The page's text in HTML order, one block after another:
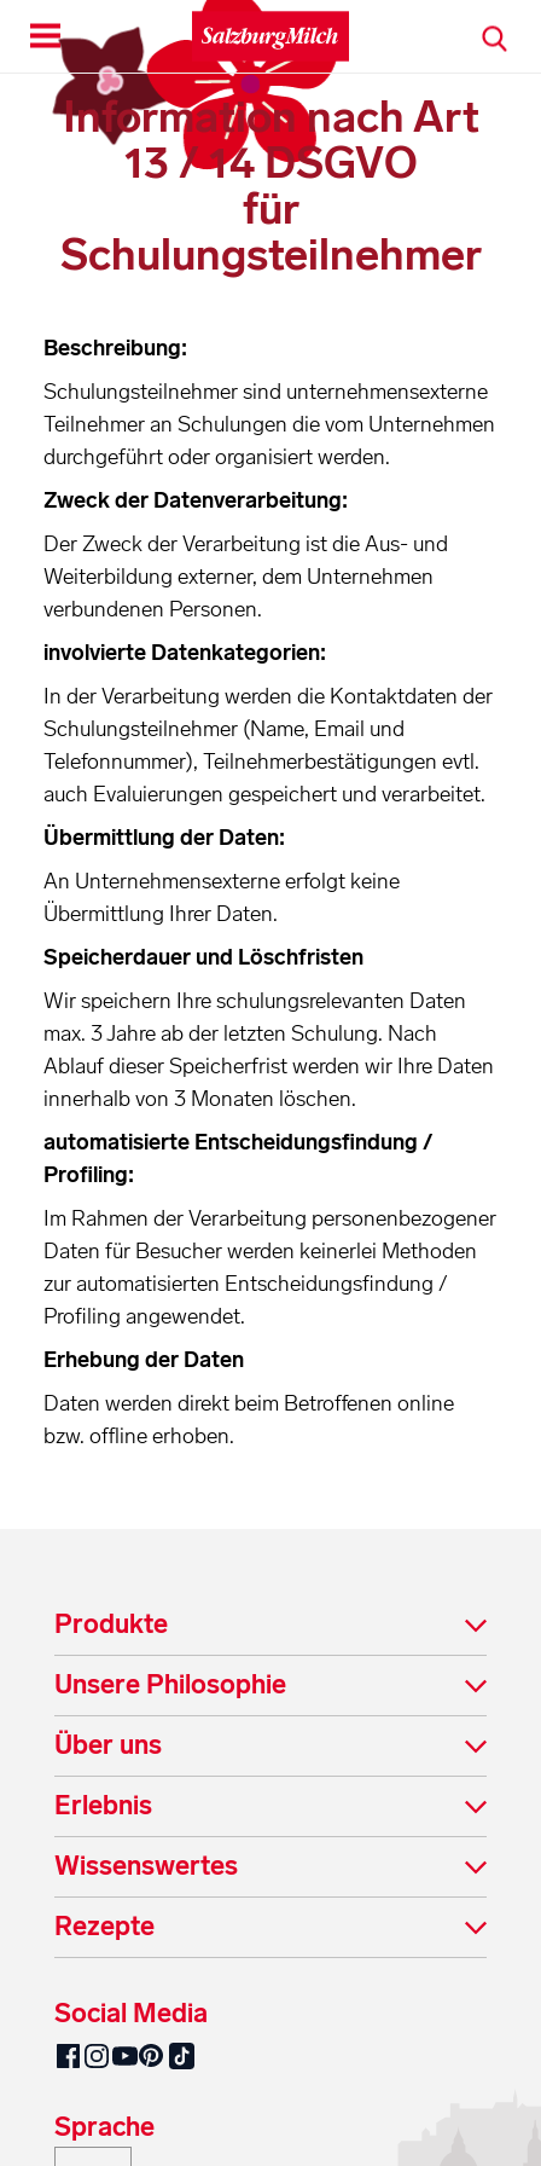
Toggle
navigation
Information nach Art
13 / 14 DSGVO
für
Schulungsteilnehmer
Beschreibung:
Schulungsteilnehmer sind unternehmensexterne
Teilnehmer an Schulungen die vom Unternehmen
durchgeführt oder organisiert werden.
Zweck der Datenverarbeitung:
Der Zweck der Verarbeitung ist die Aus- und
Weiterbildung externer, dem Unternehmen
verbundenen Personen.
involvierte Datenkategorien:
In der Verarbeitung werden die Kontaktdaten der
Schulungsteilnehmer (Name, Email und
Telefonnummer), Teilnehmerbestätigungen evtl.
auch Evaluierungen gespeichert und verarbeitet.
Übermittlung der Daten:
An Unternehmensexterne erfolgt keine
Übermittlung Ihrer Daten.
Speicherdauer und Löschfristen
Wir speichern Ihre schulungsrelevanten Daten
max. 3 Jahre ab der letzten Schulung. Nach
Ablauf dieser Speicherfrist werden wir Ihre Daten
innerhalb von 3 Monaten löschen.
automatisierte Entscheidungsfindung /
Profiling:
Im Rahmen der Verarbeitung personenbezogener
Daten für Besucher werden keinerlei Methoden
zur automatisierten Entscheidungsfindung /
Profiling angewendet.
Erhebung der Daten
Daten werden direkt beim Betroffenen online
bzw. offline erhoben.
Produkte
Unsere Philosophie
Über uns
Erlebnis
Wissenswertes
Rezepte
Social Media
SalzburgMilch auf Facebook
SalzburgMilch auf Instagram
SalzburgMilch auf YouTube
SalzburgMilch auf Pinterest
SalzburgMilch auf TikTok
Sprache